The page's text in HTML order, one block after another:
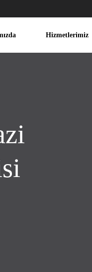
Hizmetlerimiz